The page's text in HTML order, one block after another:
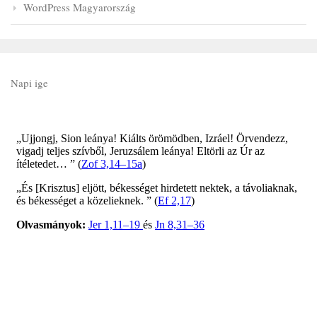
WordPress Magyarország
Napi ige